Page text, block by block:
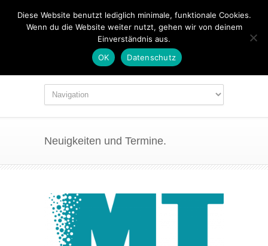
Neuigkeiten und Termine.
Diese Website benutzt lediglich minimale, funktionale Cookies.
Wenn du die Website weiter nutzt, gehen wir von deinem
Einverständnis aus.
OK
Datenschutz